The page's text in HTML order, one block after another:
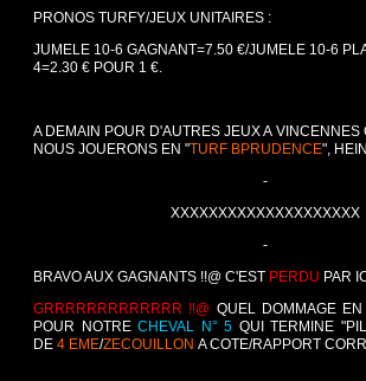
PRONOS TURFY/JEUX UNITAIRES :
JUMELE 10-6 GAGNANT=7.50 €/JUMELE 10-6
4=2.30 € POUR 1 €.
A DEMAIN POUR D'AUTRES JEUX A VINCENNES
NOUS JOUERONS EN "TURF BPRUDENCE",
-
XXXXXXXXXXXXXXXXXXXX
-
BRAVO AUX GAGNANTS !!@ C'EST PERDU PAR
GRRRRRRRRRRRRR !!@ QUEL DOMMAGE
POUR NOTRECHEVAL N° 5 QUI TERMINE
DE 4 EME/ZECOUILLON A COTE/RAPPORT